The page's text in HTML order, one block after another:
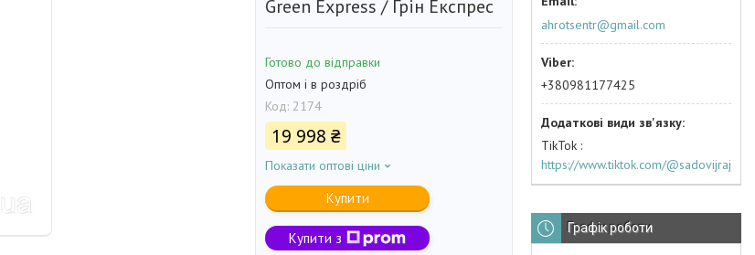
Green Express / Грін Експрес
Готово до відправки
Оптом і в роздріб
Код: 2174
19 998 ₴
Показати оптові ціни
Купити
Купити з
ahrotsentr@gmail.com
+380981177425
TikTok
https://www.tiktok.com/@sadovijraj
Графік роботи